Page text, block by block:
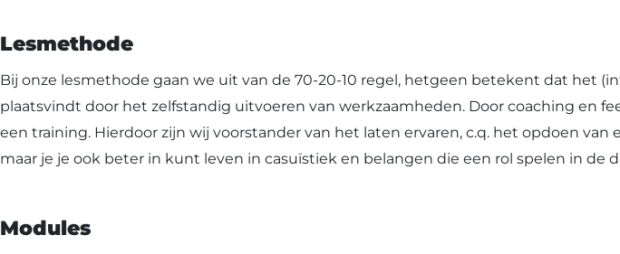
Lesmethode
Bij onze lesmethode gaan we uit van de 70-20-10 regel, hetgeen betekent dat het
plaatsvindt door het zelfstandig uitvoeren van werkzaamheden. Door coaching en
een training. Hierdoor zijn wij voorstander van het laten ervaren, c.q. het opdoen
maar je je ook beter in kunt leven in casuïstiek en belangen die een rol spelen in de
Modules